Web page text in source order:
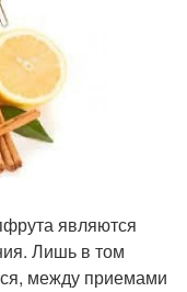
являются
Лишь в том
между приемами